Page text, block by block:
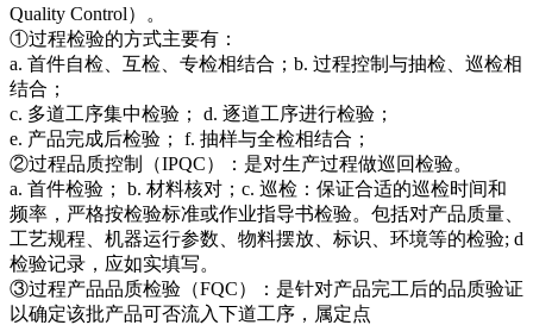
Quality Control）。
①过程检验的方式主要有：
a. 首件自检、互检、专检相结合；b. 过程控制与抽检、巡检相
结合；
c. 多道工序集中检验； d. 逐道工序进行检验；
e. 产品完成后检验； f. 抽样与全检相结合；
②过程品质控制（IPQC）：是对生产过程做巡回检验。
a. 首件检验； b. 材料核对；c. 巡检：保证合适的巡检时间和
频率，严格按检验标准或作业指导书检验。包括对产品质量、
工艺规程、机器运行参数、物料摆放、标识、环境等的检验; d
检验记录，应如实填写。
③过程产品品质检验（FQC）：是针对产品完工后的品质验证
以确定该批产品可否流入下道工序，属定点